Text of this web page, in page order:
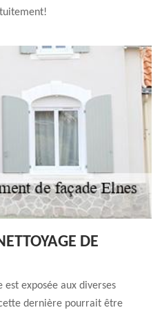
DE
est exposée aux diverses
dernière pourrait être